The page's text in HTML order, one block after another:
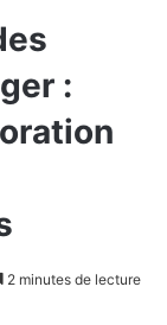
:
2 minutes de lecture